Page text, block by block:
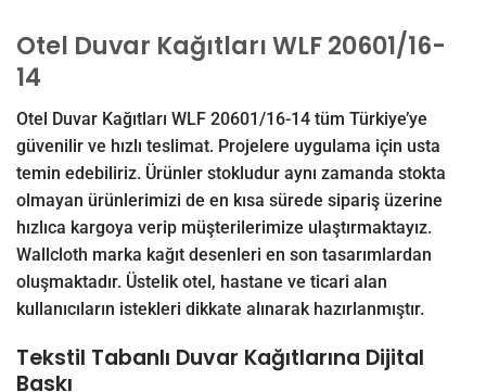
Otel Duvar Kağıtları WLF 20601/16-
14
Otel Duvar Kağıtları WLF 20601/16-14 tüm Türkiye’ye
güvenilir ve hızlı teslimat. Projelere uygulama için usta
temin edebiliriz. Ürünler stokludur aynı zamanda stokta
olmayan ürünlerimizi de en kısa sürede sipariş üzerine
hızlıca kargoya verip müşterilerimize ulaştırmaktayız.
Wallcloth marka kağıt desenleri en son tasarımlardan
oluşmaktadır. Üstelik otel, hastane ve ticari alan
kullanıcıların istekleri dikkate alınarak hazırlanmıştır.
Tekstil Tabanlı Duvar Kağıtlarına Dijital
Baskı